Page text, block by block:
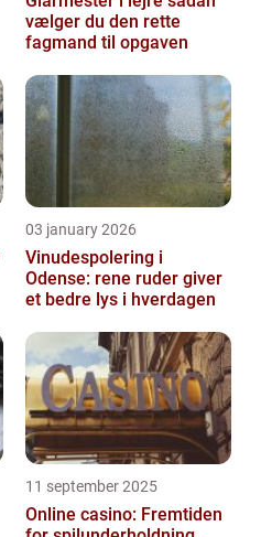
vælger du den rette
fagmand til opgaven
03 january 2026
Vinudespolering i
Odense: rene ruder giver
et bedre lys i hverdagen
11 september 2025
Online casino: Fremtiden